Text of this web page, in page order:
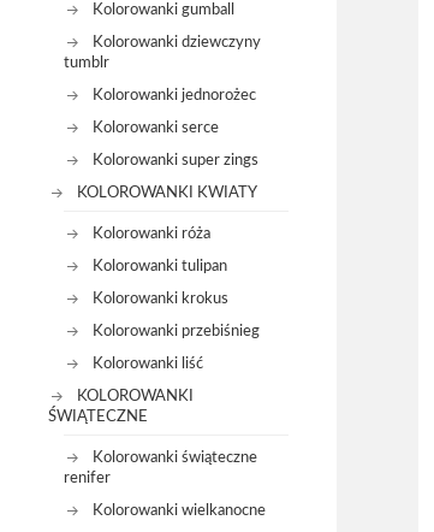
Kolorowanki gumball
Kolorowanki dziewczyny
tumblr
Kolorowanki jednorożec
Kolorowanki serce
Kolorowanki super zings
KOLOROWANKI KWIATY
Kolorowanki róża
Kolorowanki tulipan
Kolorowanki krokus
Kolorowanki przebiśnieg
Kolorowanki liść
KOLOROWANKI
ŚWIĄTECZNE
Kolorowanki świąteczne
renifer
Kolorowanki wielkanocne